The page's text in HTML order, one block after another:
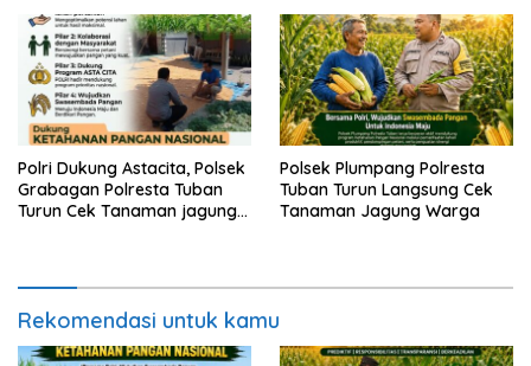
Polri Dukung Astacita, Polsek
Grabagan Polresta Tuban
Turun Cek Tanaman jagung
Polsek Plumpang Polresta
Tuban Turun Langsung Cek
Tanaman Jagung Warga
Rekomendasi untuk kamu